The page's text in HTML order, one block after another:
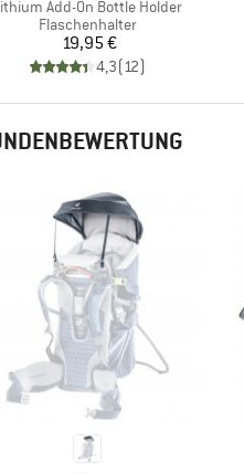
Add-On Bottle Holder
Produktgruppe
Flaschenhalter
Preis
19,95 €
4,3(12)